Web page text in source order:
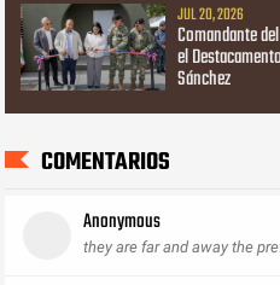
JUL 20, 2026
Comandante
el
Sánchez
COMENTARIOS
Anonymous
they are far and away the